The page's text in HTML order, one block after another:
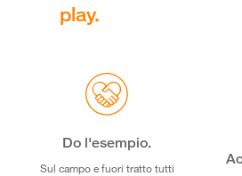
play.
Do l'esempio.
Sul campo e fuori tratto tutti